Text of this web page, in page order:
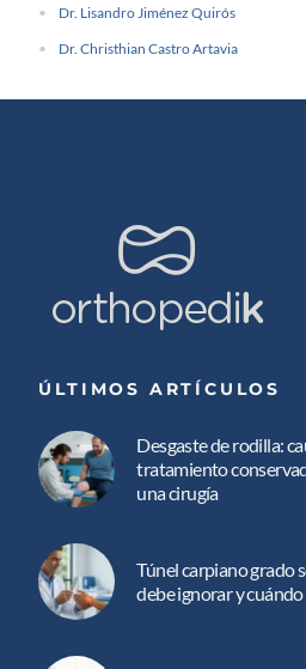
Dr. Lisandro Jiménez Quirós
Dr. Christhian Castro Artavia
ÚLTIMOS ARTÍCULOS
Desgaste de rodilla:
tratamiento
una cirugía
Túnel carpiano grado
debe ignorar y